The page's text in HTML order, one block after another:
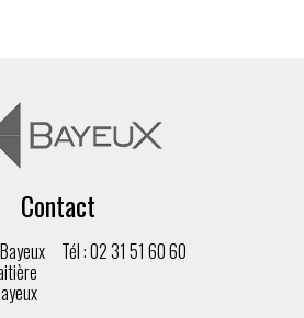
Contact
Tél : 02 31 51 60 60